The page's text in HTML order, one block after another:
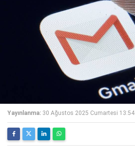
Yayınlanma: 30 Ağustos 2025 Cumartesi 13:54